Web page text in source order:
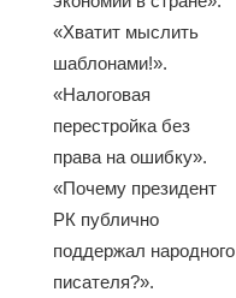
«Хватит мыслить
шаблонами!».
«Налоговая
перестройка без
права на ошибку».
«Почему президент
РК публично
поддержал народного
писателя?».